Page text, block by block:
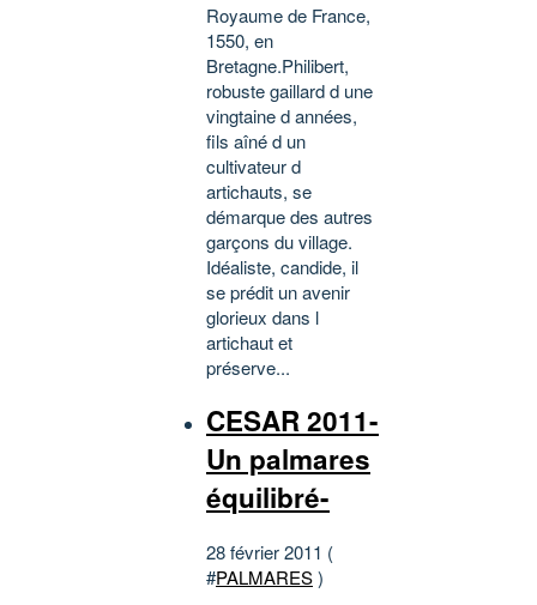
Royaume de France,
1550, en
Bretagne.Philibert,
robuste gaillard d une
vingtaine d années,
fils aîné d un
cultivateur d
artichauts, se
démarque des autres
garçons du village.
Idéaliste, candide, il
se prédit un avenir
glorieux dans l
artichaut et
préserve...
CESAR 2011-
Un palmares
équilibré-
28 février 2011 (
#PALMARES)